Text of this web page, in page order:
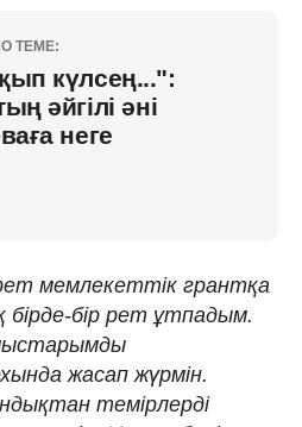
ТЕМЕ:
күлсең...":
әйгілі әні
неге
мемлекеттік грантқа
бірде-бір рет ұтпадым.
жасап жүрмін.
темірлерді